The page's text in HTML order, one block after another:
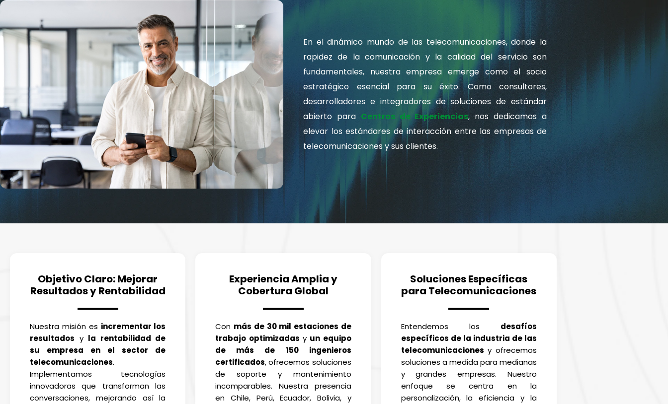
En el dinámico mundo de las telecomunicaciones, donde la
rapidez de la comunicación y la calidad del servicio son
fundamentales, nuestra empresa emerge como el socio
estratégico esencial para su éxito. Como consultores,
desarrolladores e integradores de soluciones de estándar
abierto para Centros de Experiencias, nos dedicamos a
elevar los estándares de interacción entre las empresas de
telecomunicaciones y sus clientes.
Objetivo Claro: Mejorar
Resultados y Rentabilidad
Nuestra misión es incrementar los
resultados y la rentabilidad de
su empresa en el sector de
telecomunicaciones.
Implementamos tecnologías
innovadoras que transforman las
conversaciones, mejorando así la
Experiencia Amplia y
Cobertura Global
Con más de 30 mil estaciones de
trabajo optimizadas y un equipo
de más de 150 ingenieros
certificados, ofrecemos soluciones
de soporte y mantenimiento
incomparables. Nuestra presencia
en Chile, Perú, Ecuador, Bolivia, y
Soluciones Específicas
para Telecomunicaciones
Entendemos los desafíos
específicos de la industria de las
telecomunicaciones y ofrecemos
soluciones a medida para medianas
y grandes empresas. Nuestro
enfoque se centra en la
personalización, la eficiencia y la